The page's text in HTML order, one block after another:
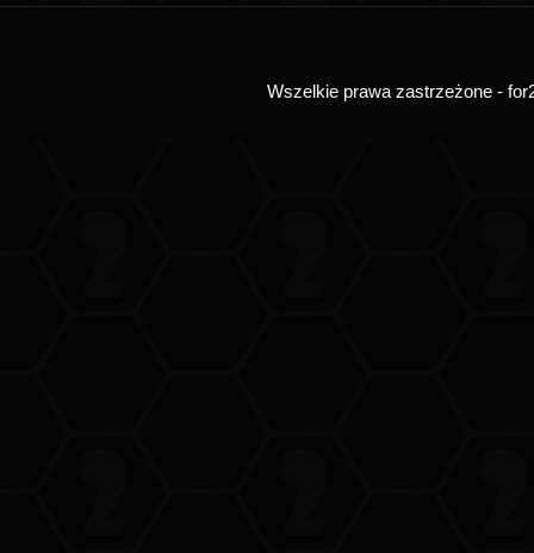
Wszelkie prawa zastrzeżone -